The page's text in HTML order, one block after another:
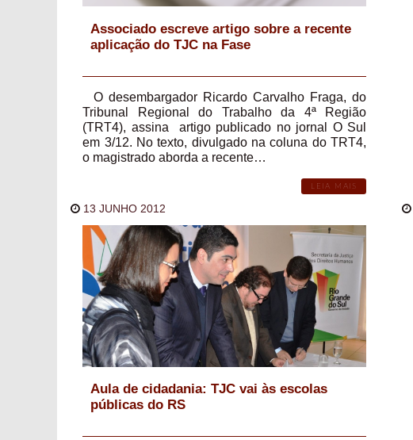
Associado escreve artigo sobre a recente
aplicação do TJC na Fase
O desembargador Ricardo Carvalho Fraga, do
Tribunal Regional do Trabalho da 4ª Região
(TRT4), assina artigo publicado no jornal O Sul
em 3/12. No texto, divulgado na coluna do TRT4,
o magistrado aborda a recente…
LEIA MAIS
13 JUNHO 2012
Aula de cidadania: TJC vai às escolas
públicas do RS